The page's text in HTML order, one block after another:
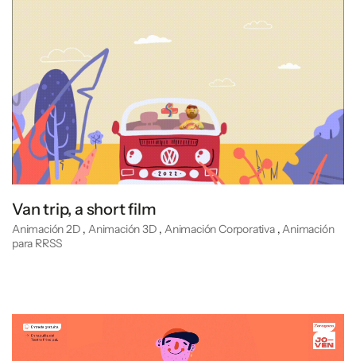
Van trip, a short film
Animación 2D ,Animación 3D ,Animación Corporativa ,Animación
para RRSS